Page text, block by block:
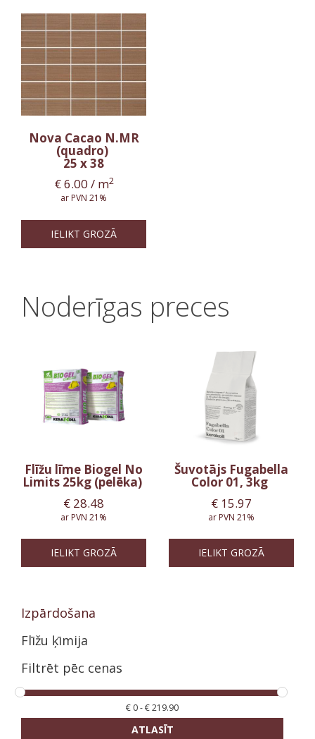
Nova Cacao N.MR
(quadro)
25 x 38
€6.00 / m2
ar PVN 21%
IELIKT GROZĀ
Noderīgas preces
Flīžu līme Biogel No
Limits 25kg (pelēka)
€ 28.48
ar PVN 21%
IELIKT GROZĀ
Šuvotājs Fugabella
Color 01, 3kg
€15.97
ar PVN 21%
IELIKT GROZĀ
Izpārdošana
Flīžu ķīmija
Filtrēt pēc cenas
€ 0-€219.90
ATLASĪT